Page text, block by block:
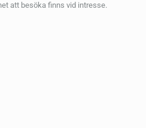
att besöka finns vid intresse.